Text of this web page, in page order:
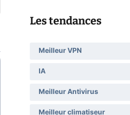
Les tendances
Meilleur VPN
IA
Meilleur Antivirus
Meilleur climatiseur